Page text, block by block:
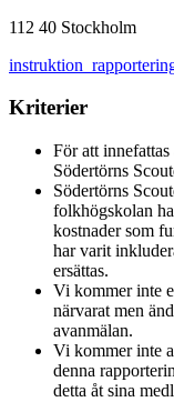
112 40 Stockholm
Kriterier
För att
Södertörns
Södertörns
folkhögskolan
kostnader som
har varit
ersättas.
Vi kommer inte
närvarat men
avanmälan.
Vi kommer inte
denna
detta åt sina